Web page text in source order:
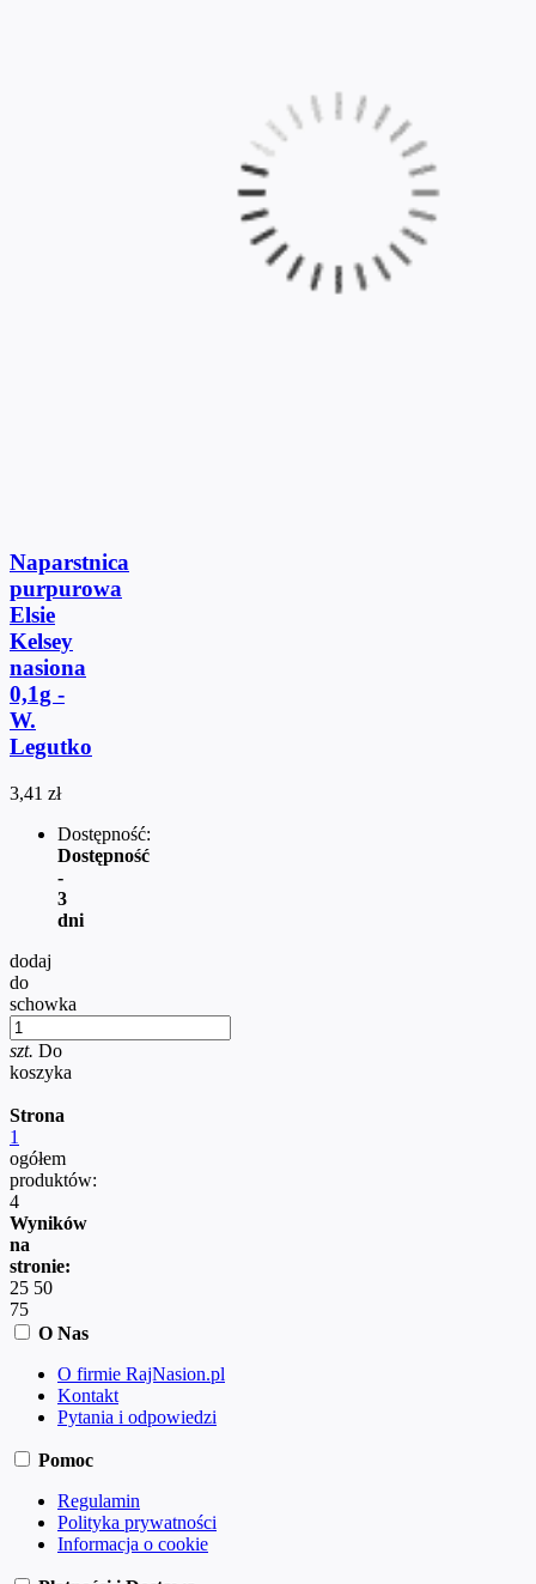
Naparstnica
purpurowa
Elsie
Kelsey
nasiona
0,1g -
W.
Legutko
3,41 zł
Dostępność:
Dostępność
-
3
dni
dodaj
do
schowka
szt. Do
koszyka
Strona
1
ogółem
produktów:
4
Wyników
na
stronie:
25 50
75
O Nas
O firmie RajNasion.pl
Kontakt
Pytania i odpowiedzi
Pomoc
Regulamin
Polityka prywatności
Informacja o cookie